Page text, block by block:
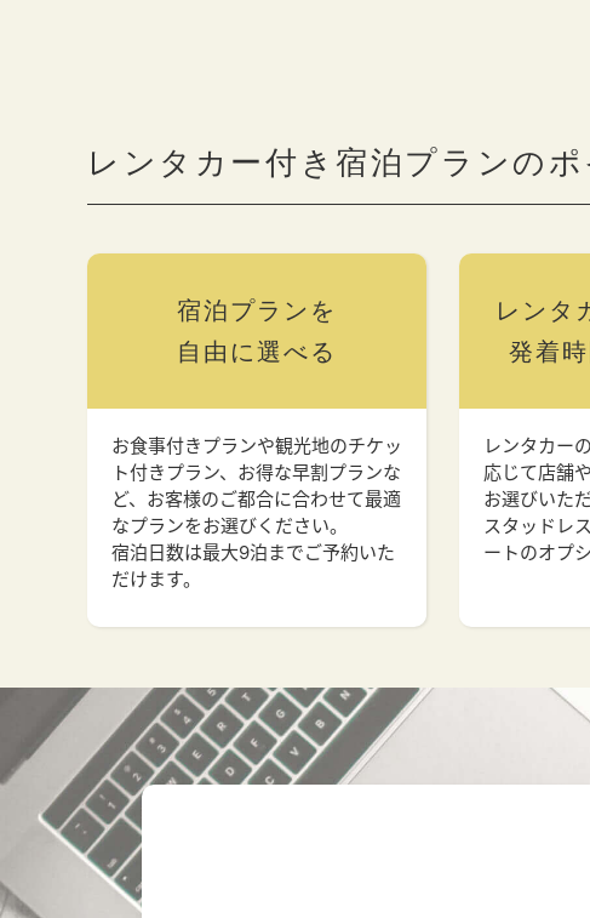
レンタカー付き宿泊プランのポ
宿泊プランを
自由に選べる
お食事付きプランや観光地のチケッ
ト付きプラン、お得な早割プランな
ど、お客様のご都合に合わせて最適
なプランをお選びください。
宿泊日数は最大9泊までご予約いた
だけます。
レンタ
発着
レンタカー
応じて店舗
お選びいた
スタッドレ
ートのオプ